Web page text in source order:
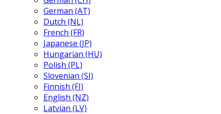
German (AT)
Dutch (NL)
French (FR)
Japanese (JP)
Hungarian (HU)
Polish (PL)
Slovenian (SI)
Finnish (FI)
English (NZ)
Latvian (LV)